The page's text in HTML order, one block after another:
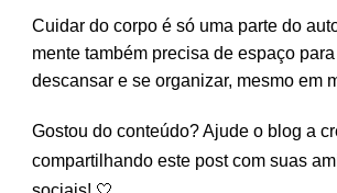
Cuidar do corpo é só uma parte do
mente também precisa de espaço
descansar e se organizar, mesmo em
Gostou do conteúdo? Ajude o blog a
compartilhando este post com suas